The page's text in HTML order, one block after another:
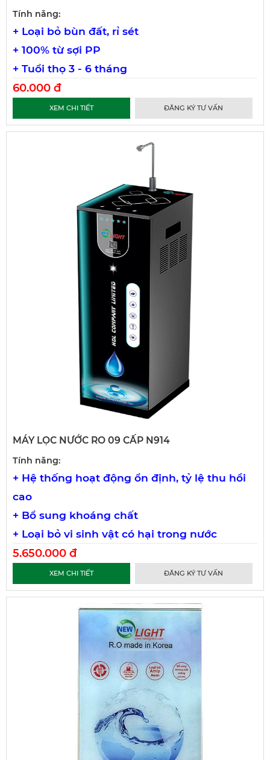
Tính năng:
+ Loại bỏ bùn đất, rỉ sét
+ 100% từ sợi PP
+ Tuổi thọ 3 - 6 tháng
60.000 đ
XEM CHI TIẾT ĐĂNG KÝ TƯ VẤN
MÁY LỌC NƯỚC RO 09 CẤP N914
Tính năng:
+ Hệ thống hoạt động ổn định, tỷ lệ thu hồi
cao
+ Bổ sung khoáng chất
+ Loại bỏ vi sinh vật có hại trong nước
5.650.000 đ
XEM CHI TIẾT ĐĂNG KÝ TƯ VẤN